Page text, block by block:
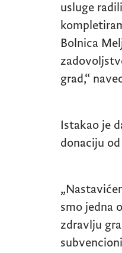
usluge
Bolnica
grad,“
Istakao je
donaciju
smo jedna
zdravlju